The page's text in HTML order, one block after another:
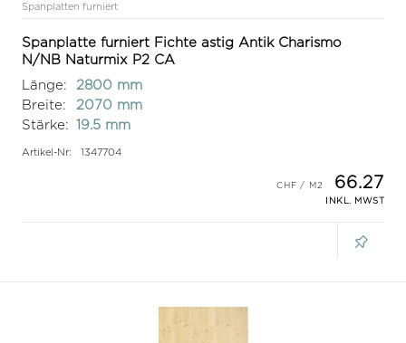
Spanplatten furniert
Spanplatte furniert Fichte astig Antik Charismo
N/NB Naturmix P2 CA
Länge:
2800 mm
Breite:
2070 mm
Stärke: 19.5 mm
Artikel-Nr: 1347704
66.27
INKL. MWST